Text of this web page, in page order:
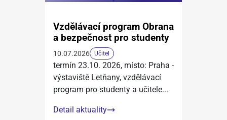
Vzdělávací program Obrana
a bezpečnost pro studenty
10.07.2026 Učitel
termín 23.10. 2026, místo: Praha -
výstaviště Letňany, vzdělávací
program pro studenty a učitele...
Detail aktuality